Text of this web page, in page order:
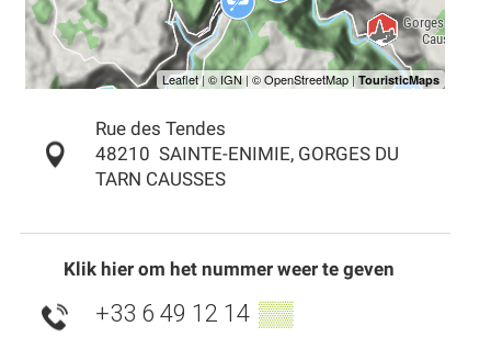
Rue des Tendes
48210 SAINTE-ENIMIE, GORGES DU
TARN CAUSSES
Klik hier om het nummer weer te geven
+33 6 49 12 14 ▒▒